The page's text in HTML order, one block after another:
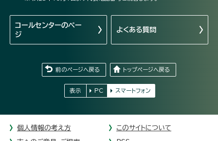
コールセンターのペー
ジ
よくある質問
前のページへ戻る トップページへ戻る
表示 PC スマートフォン
個人情報の考え方 このサイトについて